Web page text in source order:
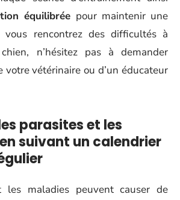
équilibrée pour maintenir une
vous rencontrez des difficultés à
n’hésitez pas à demander
votre vétérinaire ou d’un éducateur
parasites et les
suivant un calendrier
les maladies peuvent causer de